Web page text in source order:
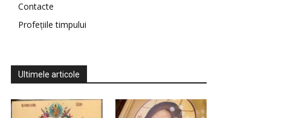
Contacte
Profețiile timpului
Ultimele articole